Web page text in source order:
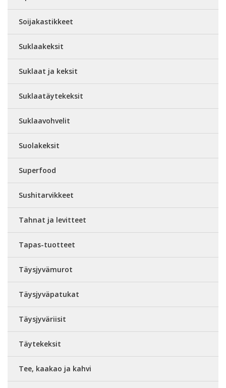
Soijakastikkeet
Suklaakeksit
Suklaat ja keksit
Suklaatäytekeksit
Suklaavohvelit
Suolakeksit
Superfood
Sushitarvikkeet
Tahnat ja levitteet
Tapas-tuotteet
Täysjyvämurot
Täysjyväpatukat
Täysjyväriisit
Täytekeksit
Tee, kaakao ja kahvi